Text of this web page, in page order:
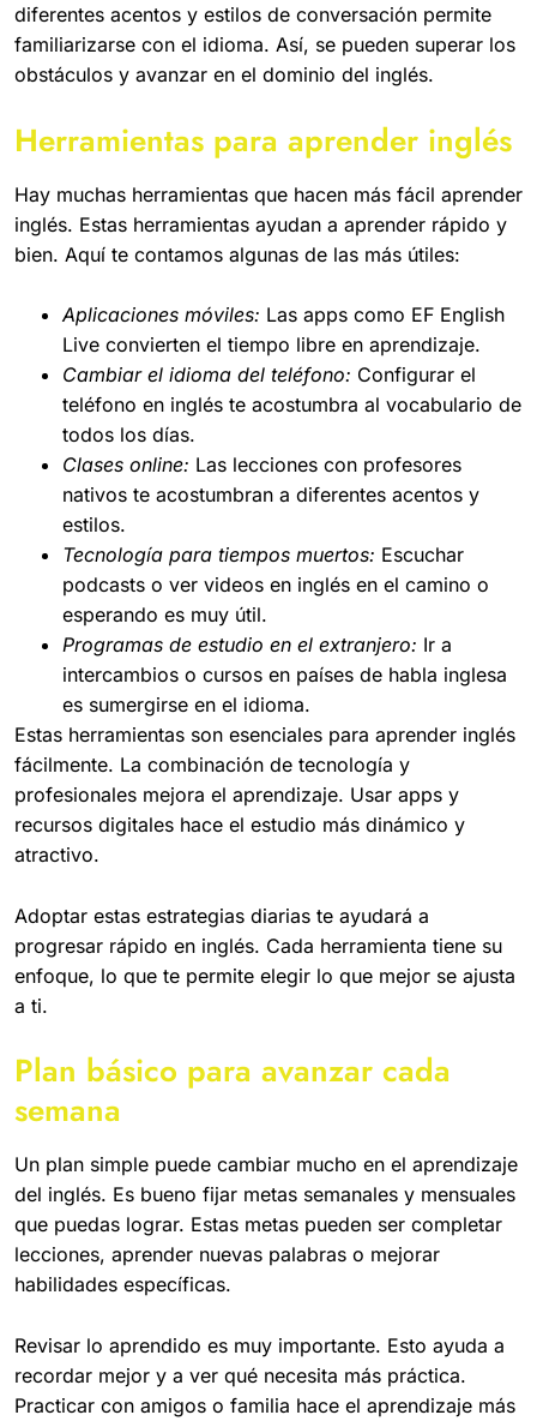
diferentes acentos y estilos de conversación permite
familiarizarse con el idioma. Así, se pueden superar los
obstáculos y avanzar en el dominio del inglés.
Herramientas para aprender inglés
Hay muchas herramientas que hacen más fácil aprender
inglés. Estas herramientas ayudan a aprender rápido y
bien. Aquí te contamos algunas de las más útiles:
Aplicaciones móviles: Las apps como EF English
Live convierten el tiempo libre en aprendizaje.
Cambiar el idioma del teléfono: Configurar el
teléfono en inglés te acostumbra al vocabulario de
todos los días.
Clases online: Las lecciones con profesores
nativos te acostumbran a diferentes acentos y
estilos.
Tecnología para tiempos muertos: Escuchar
podcasts o ver videos en inglés en el camino o
esperando es muy útil.
Programas de estudio en el extranjero: Ir a
intercambios o cursos en países de habla inglesa
es sumergirse en el idioma.
Estas herramientas son esenciales para aprender inglés
fácilmente. La combinación de tecnología y
profesionales mejora el aprendizaje. Usar apps y
recursos digitales hace el estudio más dinámico y
atractivo.
Adoptar estas estrategias diarias te ayudará a
progresar rápido en inglés. Cada herramienta tiene su
enfoque, lo que te permite elegir lo que mejor se ajusta
a ti.
Plan básico para avanzar cada
semana
Un plan simple puede cambiar mucho en el aprendizaje
del inglés. Es bueno fijar metas semanales y mensuales
que puedas lograr. Estas metas pueden ser completar
lecciones, aprender nuevas palabras o mejorar
habilidades específicas.
Revisar lo aprendido es muy importante. Esto ayuda a
recordar mejor y a ver qué necesita más práctica.
Practicar con amigos o familia hace el aprendizaje más